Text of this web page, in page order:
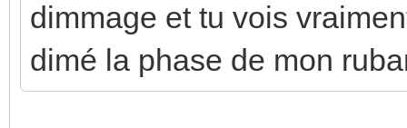
dimmage et tu vois
dimé la phase de mon